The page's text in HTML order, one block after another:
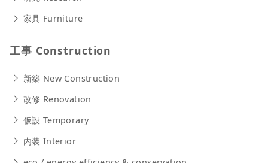
家具 Furniture
工事 Construction
新築 New Construction
改修 Renovation
仮設 Temporary
内装 Interior